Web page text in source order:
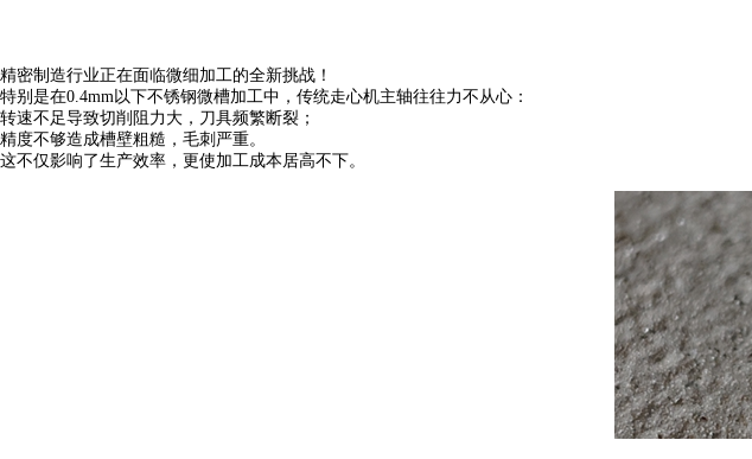
精密制造行业正在面临微细加工的全新挑战！
特别是在0.4mm以下不锈钢微槽加工中，传统走心机主轴往往力不从心：
转速不足导致切削阻力大，刀具频繁断裂；
精度不够造成槽壁粗糙，毛刺严重。
这不仅影响了生产效率，更使加工成本居高不下。